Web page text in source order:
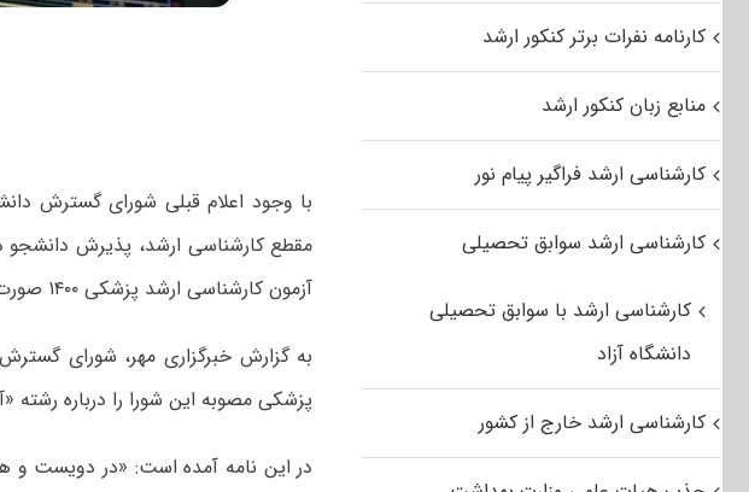
با وجود اعلام قبلی شورای گسترش
آزمون کارشناسی ارشد پزشکی ۱۴۰۰ صورت می گیرد.
به گزارش خبرگزاری مهر، شورای
پزشکی مصوبه این شورا را درباره رشته
کارنامه نفرات برتر کنکور ارشد
منابع زبان کنکور ارشد
کارشناسی ارشد فراگیر پیام نور
کارشناسی ارشد سوابق تحصیلی
کارشناسی ارشد با سوابق تحصیلی
دانشگاه آزاد
کارشناسی ارشد خارج از کشور